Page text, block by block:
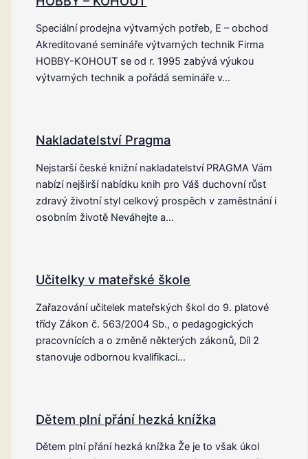
Speciální prodejna výtvarných potřeb, E – obchod
Akreditované semináře výtvarných technik Firma
HOBBY-KOHOUT se od r. 1995 zabývá výukou
výtvarných technik a pořádá semináře v…
Nakladatelství Pragma
Nejstarší české knižní nakladatelství PRAGMA Vám
nabízí nejširší nabídku knih pro Váš duchovní růst
zdravý životní styl celkový prospěch v zaměstnání i
osobním životě Neváhejte a…
Učitelky v mateřské škole
Zařazování učitelek mateřských škol do 9. platové
třídy Zákon č. 563/2004 Sb., o pedagogických
pracovnících a o změně některých zákonů, Díl 2
stanovuje odbornou kvalifikaci…
Dětem plní přání hezká knížka
Dětem plní přání hezká knížka Že je to však úkol